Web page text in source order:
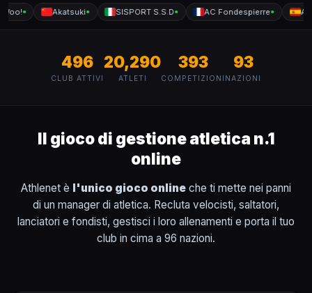
● Akatsuki● SISPORT S.S.D ● AC Fondespierre● Allo
496
CLUB ATTIVI
20,290
ATLETI
393
COMPETIZIONI
93
NAZIONI
Il gioco di gestione atletica n.1
online
Athlenet è l'unico gioco online che ti mette nei panni
di un manager di atletica. Recluta velocisti, saltatori,
lanciatori e fondisti, gestisci i loro allenamenti e porta il tuo
club in cima a 96 nazioni.